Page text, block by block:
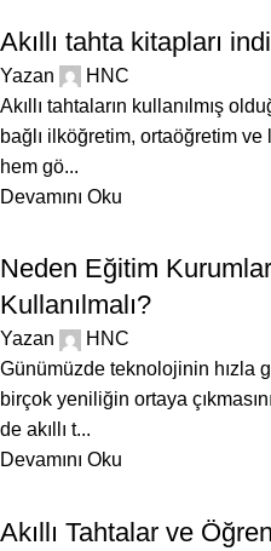
Akıllı tahta kitapları
Yazan
HNC
Akıllı tahtaların kullanılmış
bağlı ilköğretim, ortaöğretim
hem gö...
Devamını Oku
Neden Eğitim
Kullanılmalı?
Yazan
HNC
Günümüzde teknolojinin hızla
birçok yeniliğin ortaya
de akıllı t...
Devamını Oku
Akıllı Tahtalar ve